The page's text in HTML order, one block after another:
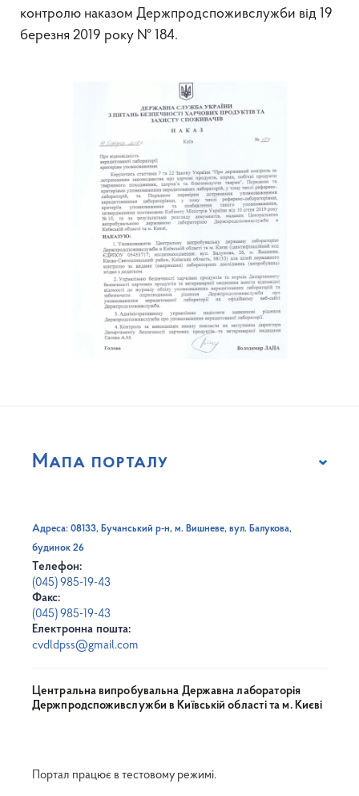
контролю наказом Держпродспоживслужби від 19
березня 2019 року № 184.
Мапа порталу
Адреса: 08133, Бучанський р-н, м. Вишневе, вул. Балукова,
будинок 26
Телефон:
(045) 985-19-43
Факс:
(045) 985-19-43
Електронна пошта:
cvdldpss@gmail.com
Центральна випробувальна Державна лабораторія
Держпродспоживслужби в Київській області та м. Києві
Портал працює в тестовому режимі.